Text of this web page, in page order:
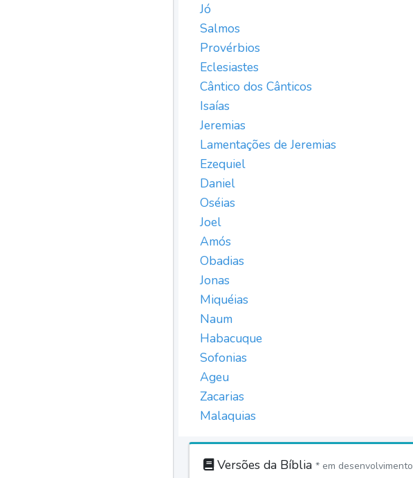
Jó
Salmos
Provérbios
Eclesiastes
Cântico dos Cânticos
Isaías
Jeremias
Lamentações de Jeremias
Ezequiel
Daniel
Oséias
Joel
Amós
Obadias
Jonas
Miquéias
Naum
Habacuque
Sofonias
Ageu
Zacarias
Malaquias
Versões da Bíblia * em desenvolvimento